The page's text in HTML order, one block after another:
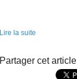
Lire la suite
Partager cet article